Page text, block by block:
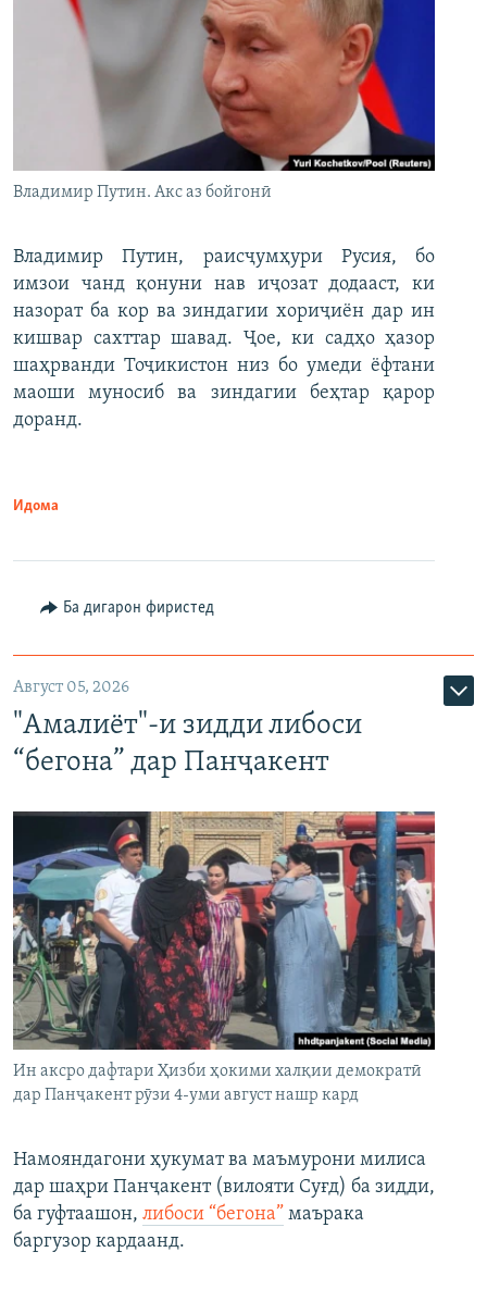
Владимир Путин. Акс аз бойгонӣ
Владимир Путин, раисҷумҳури Русия, бо
имзои чанд қонуни нав иҷозат додааст, ки
назорат ба кор ва зиндагии хориҷиён дар ин
кишвар сахттар шавад. Ҷое, ки садҳо ҳазор
шаҳрванди Тоҷикистон низ бо умеди ёфтани
маоши муносиб ва зиндагии беҳтар қарор
доранд.
Идома
Ба дигарон фиристед
Август 05, 2026
"Амалиёт"-и зидди либоси
“бегона” дар Панҷакент
Ин аксро дафтари Ҳизби ҳокими халқии демократӣ
дар Панҷакент рӯзи 4-уми август нашр кард
Намояндагони ҳукумат ва маъмурони милиса
дар шаҳри Панҷакент (вилояти Суғд) ба зидди,
ба гуфтаашон, либоси “бегона” маърака
баргузор кардаанд.